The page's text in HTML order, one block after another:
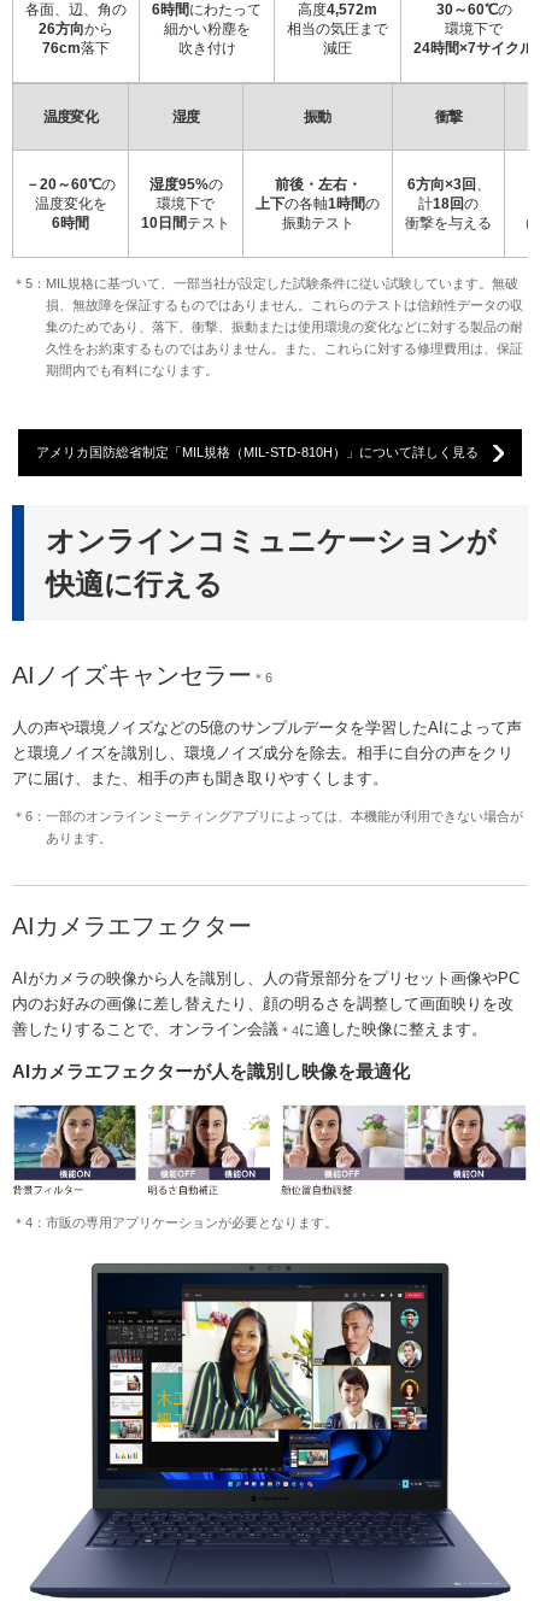
各面、辺、角の
26方向から
76cm落下
6時間にわたって
細かい粉塵を
吹き付け
高度4,572m
相当の気圧まで
減圧
30～60℃の
環境下で
24時間×7サイクル
温度変化 湿度 振動 衝撃
－20～60℃の
温度変化を
6時間
湿度95%の
環境下で
10日間テスト
前後・左右・
上下の各軸1時間の
振動テスト
6方向×3回 、
計18回の
衝撃を与える
＊5：MIL規格に基づいて、一部当社が設定した試験条件に従い試験しています。無破
損、無故障を保証するものではありません。これらのテストは信頼性データの収
集のためであり、落下、衝撃、振動または使用環境の変化などに対する製品の耐
久性をお約束するものではありません。また、これらに対する修理費用は、保証
期間内でも有料になります。
アメリカ国防総省制定「MIL規格（MIL-STD-810H）」について詳しく見る
オンラインコミュニケーションが
快適に行える
AIノイズキャンセラー ＊6
人の声や環境ノイズなどの5億のサンプルデータを学習したAIによって声
と環境ノイズを識別し、環境ノイズ成分を除去。相手に自分の声をクリ
アに届け、また、相手の声も聞き取りやすくします。
＊6：一部のオンラインミーティングアプリによっては、本機能が利用できない場合が
あります。
AIカメラエフェクター
AIがカメラの映像から人を識別し、人の背景部分をプリセット画像やPC
内のお好みの画像に差し替えたり、顔の明るさを調整して画面映りを改
善したりすることで、オンライン会議 ＊4に適した映像に整えます。
AIカメラエフェクターが人を識別し映像を最適化
＊4：市販の専用アプリケーションが必要となります。